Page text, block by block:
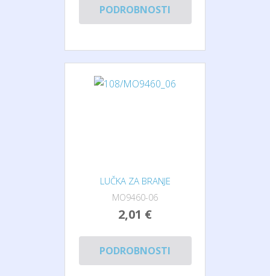
PODROBNOSTI
LUČKA ZA BRANJE
MO9460-06
2,01 €
PODROBNOSTI